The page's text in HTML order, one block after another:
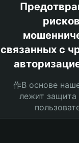
связанных с
作В основе
лежит защита